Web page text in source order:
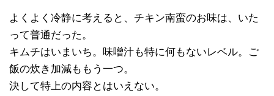
よくよく冷静に考えると、チキン南蛮のお味は、いた
って普通だった。
キムチはいまいち。味噌汁も特に何もないレベル。ご
飯の炊き加減ももう一つ。
決して特上の内容とはいえない。